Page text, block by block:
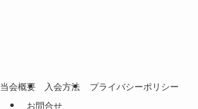
当会概要 入会方法
プライバシーポリシー
お問合せ